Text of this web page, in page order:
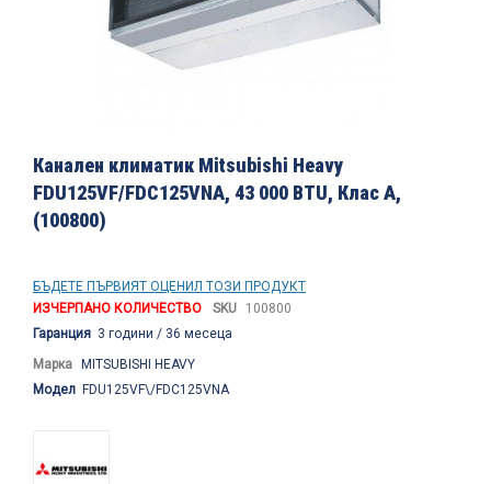
към
на
галерия
със
Канален климатик Mitsubishi Heavy
FDU125VF/FDC125VNA, 43 000 BTU, Клас A,
(100800)
БЪДЕТЕ ПЪРВИЯТ ОЦЕНИЛ ТОЗИ ПРОДУКТ
ИЗЧЕРПАНО КОЛИЧЕСТВО
SKU
100800
Гаранция 3 години / 36 месеца
Марка MITSUBISHI HEAVY
Модел FDU125VF\/FDC125VNA